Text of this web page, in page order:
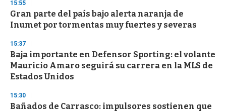
15:55
Gran parte del país bajo alerta naranja de
Inumet por tormentas muy fuertes y severas
15:37
Baja importante en Defensor Sporting: el volante
Mauricio Amaro seguirá su carrera en la MLS de
Estados Unidos
15:30
Bañados de Carrasco: impulsores sostienen que